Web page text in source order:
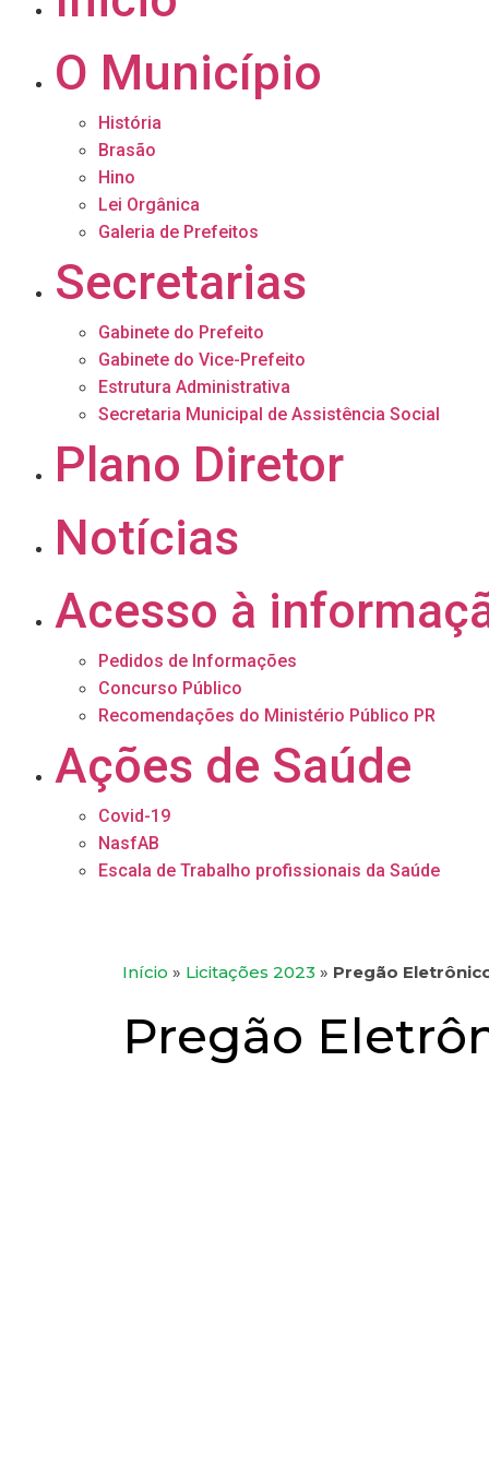
O Município
História
Brasão
Hino
Lei Orgânica
Galeria de Prefeitos
Secretarias
Gabinete do Prefeito
Gabinete do Vice-Prefeito
Estrutura Administrativa
Secretaria Municipal de Assistência Social
Plano Diretor
Notícias
Acesso à
Pedidos de Informações
Concurso Público
Recomendações do Ministério Público PR
Ações de Saúde
Covid-19
NasfAB
Escala de Trabalho profissionais da Saúde
Início » Licitações 2023 » Pregão
Pregão